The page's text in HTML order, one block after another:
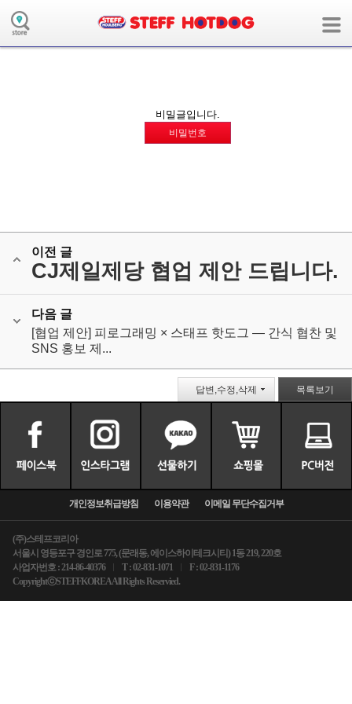
( 사용자모드:user / 장치:m / 언어:ko / 앱:board / 앱모듈:collaboration )
비밀글입니다.
비밀번호
이전 글
CJ제일제당 협업 제안 드립니다.
다음 글
[협업 제안] 피로그래밍 × 스태프 핫도그 — 간식 협찬 및
SNS 홍보 제...
답변,수정,삭제 목록보기
개인정보취급방침 이용약관 이메일 무단수집거부
(주)스테프코리아
서울시 영등포구 경인로 775, (문래동, 에이스하이테크시티) 1동 219, 220호
사업자번호 : 214-86-40376
T : 02-831-1071
F : 02-831-1176
CopyrightⓒSTEFFKOREA All Rights Reservied.